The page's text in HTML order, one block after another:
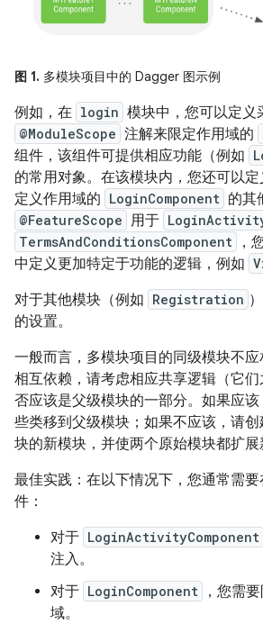
图 1. 多模块项目中的 Dagger 图示例
例如，在 login 模块中，您可以定义
@ModuleScope 注解来限定作用域的
组件，该组件可提供相应功能（例如
的常用对象。在该模块内，您还可以
定义作用域的 LoginComponent 的其
@FeatureScope 用于
TermsAndConditionsComponent
，
中定义更加特定于功能的逻辑，例如
对于其他模块（例如 Registration
的设置。
一般而言，多模块项目的同级模块不
相互依赖，请考虑相应共享逻辑（它
否应该是父级模块的一部分。如果应
些类移到父级模块；如果不应该，请
块的新模块，并使两个原始模块都扩展
最佳实践：在以下情况下，您通常需
件：
对于 LoginActivityComponent
注入。
对于 LoginComponent
，您需
域。